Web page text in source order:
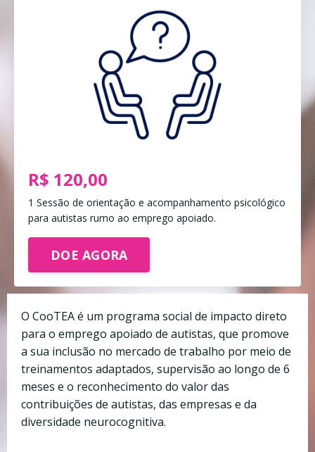
R$ 120,00
1 Sessão de orientação e acompanhamento psicológico
para autistas rumo ao emprego apoiado.
DOE AGORA
O CooTEA é um programa social de impacto direto
para o emprego apoiado de autistas, que promove
a sua inclusão no mercado de trabalho por meio de
treinamentos adaptados, supervisão ao longo de 6
meses e o reconhecimento do valor das
contribuições de autistas, das empresas e da
diversidade neurocognitiva.